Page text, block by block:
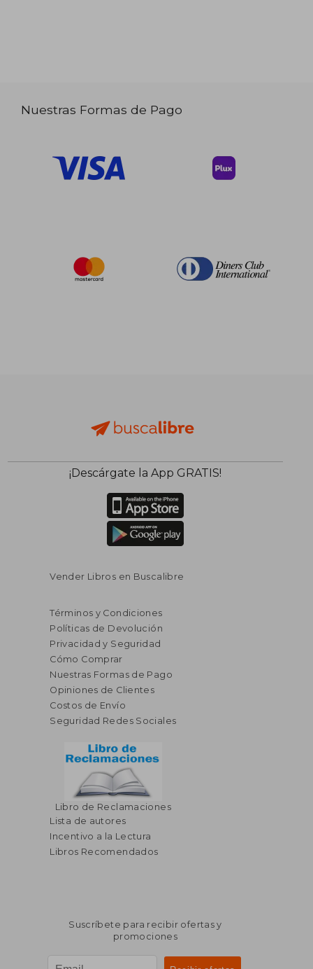
Nuestras Formas de Pago
¡Descárgate la App GRATIS!
Vender Libros en Buscalibre
Términos y Condiciones
Políticas de Devolución
Privacidad y Seguridad
Cómo Comprar
Nuestras Formas de Pago
Opiniones de Clientes
Costos de Envío
Seguridad Redes Sociales
Libro de Reclamaciones
Lista de autores
Incentivo a la Lectura
Libros Recomendados
Suscríbete para recibir ofertas y
promociones